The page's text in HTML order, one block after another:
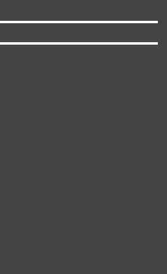
चोरी का मामला दर्ज किया,
शाहिद अजीम खान और रितेश के रूप
को गिरफ्तार कर लिया है।